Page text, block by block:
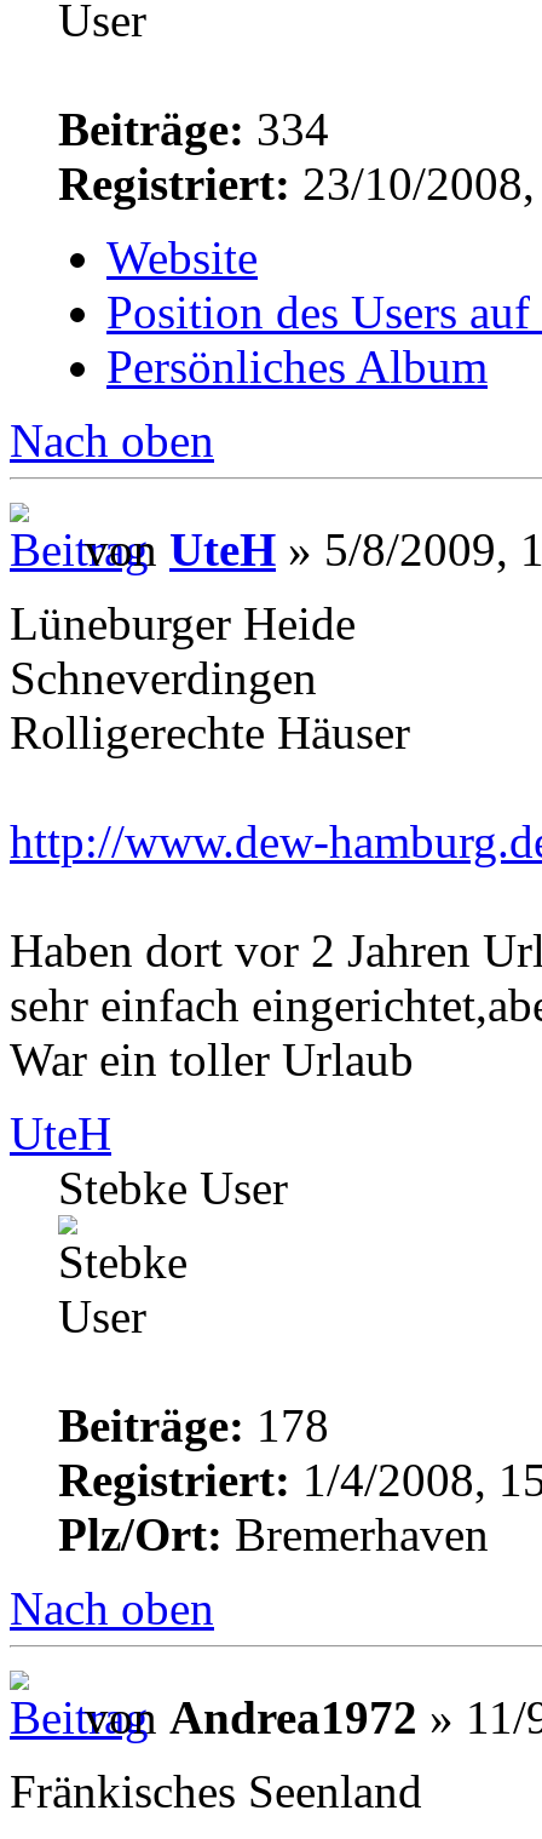
Beiträge: 334
Registriert: 23/10/
Website
Position des Users
Persönliches Album
Nach oben
von UteH » 5/8/2009,
Lüneburger Heide
Schneverdingen
Rolligerechte Häuser
http://www.dew-
Haben dort vor 2 Jahren
sehr einfach
War ein toller Urlaub
UteH
Stebke User
Beiträge: 178
Registriert: 1/4/2008,
Plz/Ort: Bremerhaven
Nach oben
von Andrea1972 » 11/
Fränkisches Seenland